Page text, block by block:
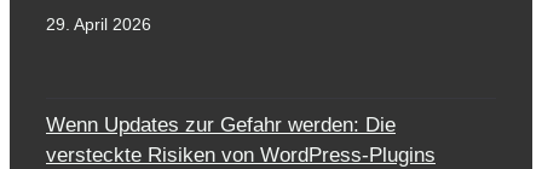
29. April 2026
Wenn Updates zur Gefahr werden: Die
versteckte Risiken von WordPress-Plugins